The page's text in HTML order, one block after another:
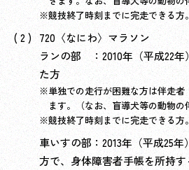
競技終了時刻までに完走できる方。
720〈なにわ〉マラソン
ランの部 ：2010年（平成22年
た方
単独での走行が困難な方は伴走者
ます。（なお、盲導犬等の動物
競技終了時刻までに完走できる方。
車いすの部：2013年（平成25
方で、身体障害者手帳を所持